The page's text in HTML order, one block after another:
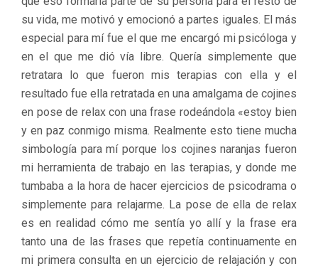
su vida, me motivó y emocionó a partes iguales. El más
especial para mí fue el que me encargó mi psicóloga y
en el que me dió vía libre. Quería simplemente que
retratara lo que fueron mis terapias con ella y el
resultado fue ella retratada en una amalgama de cojines
en pose de relax con una frase rodeándola «estoy bien
y en paz conmigo misma. Realmente esto tiene mucha
simbología para mí porque los cojines naranjas fueron
mi herramienta de trabajo en las terapias, y donde me
tumbaba a la hora de hacer ejercicios de psicodrama o
simplemente para relajarme. La pose de ella de relax
es en realidad cómo me sentía yo allí y la frase era
tanto una de las frases que repetía continuamente en
mi primera consulta en un ejercicio de relajación y con